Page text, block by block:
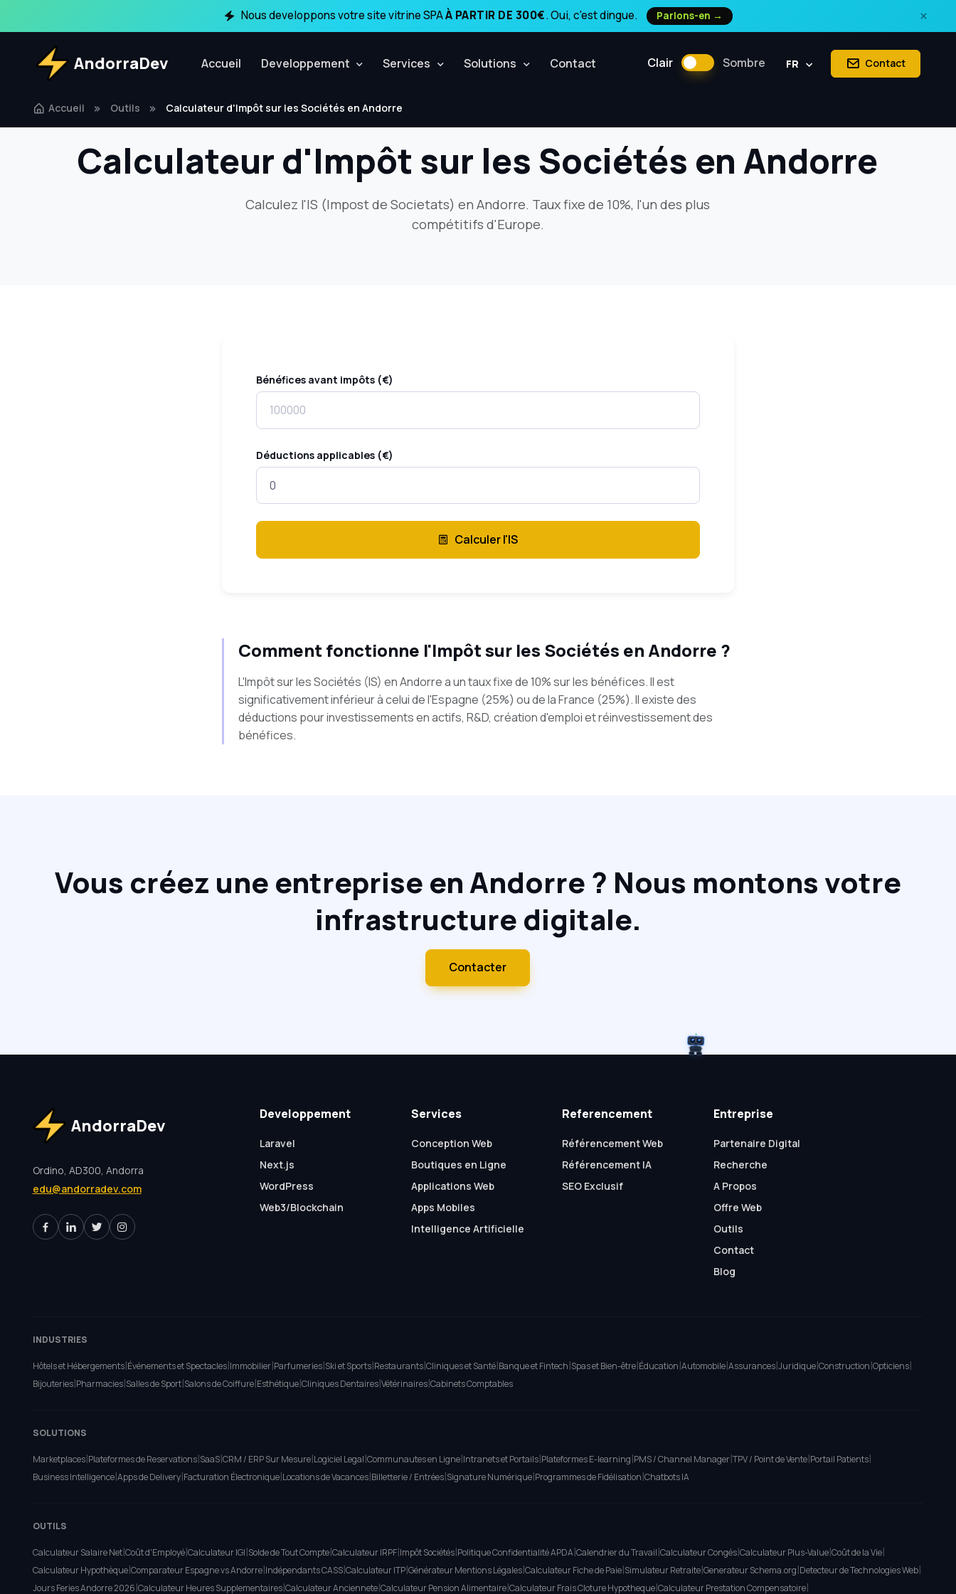
Nous developpons votre site vitrine SPAÀ PARTIR DE 300€. Oui, c'est dingue. Parlons-en → ×
AndorraDev Accueil Developpement Services Solutions Contact Clair Sombre FR Contact
Accueil Outils Calculateur d'Impôt sur les Sociétés en Andorre
Calculateur d'Impôt sur les Sociétés en Andorre
Calculez l'IS (Impost de Societats) en Andorre. Taux fixe de 10%, l'un des plus
compétitifs d'Europe.
Bénéfices avant impôts (€)
Déductions applicables (€)
Calculer l'IS
Comment fonctionne l'Impôt sur les Sociétés en Andorre ?
L'Impôt sur les Sociétés (IS) en Andorre a un taux fixe de 10% sur les bénéfices. Il est
significativement inférieur à celui de l'Espagne (25%) ou de la France (25%). Il existe des
déductions pour investissements en actifs, R&D, création d'emploi et réinvestissement des
bénéfices.
Vous créez une entreprise en Andorre ? Nous montons votre
infrastructure digitale.
Contacter
AndorraDev
Ordino, AD300, Andorra
edu@andorradev.com
Developpement
Laravel
Next.js
WordPress
Web3/Blockchain
Services
Conception Web
Boutiques en Ligne
Applications Web
Apps Mobiles
Intelligence Artificielle
Referencement
Référencement Web
Référencement IA
SEO Exclusif
Entreprise
Partenaire Digital
Recherche
A Propos
Offre Web
Outils
Contact
Blog
INDUSTRIES
Hôtels et Hébergements|Événements et Spectacles|Immobilier|Parfumeries|Ski et Sports|Restaurants|Cliniques et Santé|Banque et Fintech|Spas et Bien-être|Éducation|Automobile|Assurances|Juridique|Construction|Opticiens|
Bijouteries|Pharmacies|Salles de Sport|Salons de Coiffure|Esthétique|Cliniques Dentaires|Vétérinaires|Cabinets Comptables
SOLUTIONS
Marketplaces|Plateformes de Reservations|SaaS|CRM / ERP Sur Mesure|Logiciel Legal|Communautes en Ligne|Intranets et Portails|Plateformes E-learning|PMS / Channel Manager|TPV / Point de Vente|Portail Patients|
Business Intelligence|Apps de Delivery|Facturation Électronique|Locations de Vacances|Billetterie / Entrées|Signature Numérique|Programmes de Fidélisation|Chatbots IA
OUTILS
Calculateur Salaire Net|Coût d'Employé|Calculateur IGI|Solde de Tout Compte|Calculateur IRPF|Impôt Sociétés|Politique Confidentialité APDA|Calendrier du Travail|Calculateur Congés|Calculateur Plus-Value|Coût de la Vie|
Calculateur Hypothèque|Comparateur Espagne vs Andorre|Indépendants CASS|Calculateur ITP|Générateur Mentions Légales|Calculateur Fiche de Paie|Simulateur Retraite|Generateur Schema.org|Detecteur de Technologies Web|
Jours Feries Andorre 2026|Calculateur Heures Supplementaires|Calculateur Anciennete|Calculateur Pension Alimentaire|Calculateur Frais Cloture Hypotheque|Calculateur Prestation Compensatoire|